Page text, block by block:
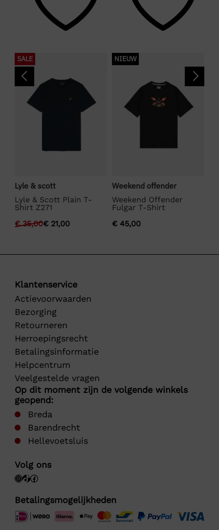
SALE
Lyle & scott
Lyle & Scott Plain T-
Shirt Z271
€35,00€ 21,00
NIEUW
Weekend offender
Weekend Offender
Fulgar T-Shirt
€ 45,00
Klantenservice
Actievoorwaarden
Bezorging
Retourneren
Herroepingsrecht
Betalingsinformatie
Helpcentrum
Veelgestelde vragen
Op dit moment zijn de volgende winkels
geopend:
Breda
Barendrecht
Hellevoetsluis
Volg ons
Betalingsmogelijkheden